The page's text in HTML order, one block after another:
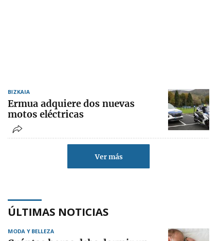
BIZKAIA
Ermua adquiere dos nuevas
motos eléctricas
Ver más
ÚLTIMAS NOTICIAS
MODA Y BELLEZA